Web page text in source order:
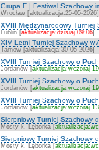
Grupa F | Festiwal Szachowy
Wrocław [aktualizacja:25-05-2026]
XVIII Międzynarodowy Turniej
Lublin [aktualizacja:dzisiaj 09:06]
XIV Letni Turniej Szachowy w
Tarnów [aktualizacja:30-05-2026]
XVIII Turniej Szachowy o
Jordanów [aktualizacja:wczoraj
XVIII Turniej Szachowy o
Jordanów [aktualizacja:wczoraj
XVIII Turniej Szachowy o
Jordanów [aktualizacja:wczoraj
Sierpniowy Turniej Szachowy
Mosty k. Lęborka [
Sierpniowy Turniej Szachowy
Mosty k. Lęborka [